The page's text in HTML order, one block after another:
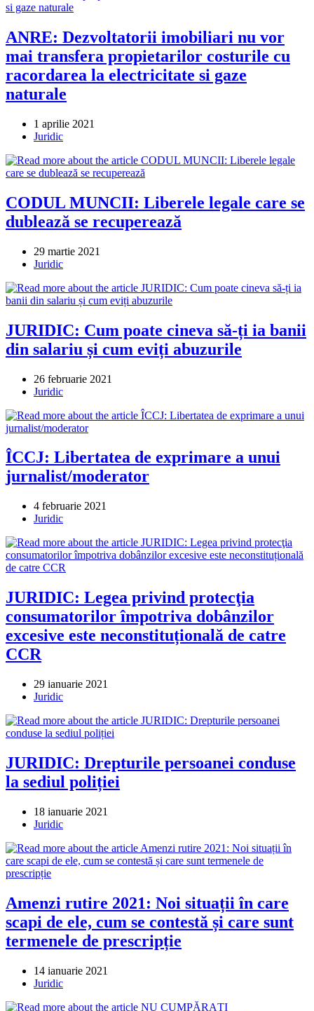
ANRE: Dezvoltatorii imobiliari nu vor
mai transfera propietarilor costurile cu
racordarea la electricitate si gaze
naturale
Post
published:
1 aprilie 2021
Post
Juridic
CODUL MUNCII: Liberele legale care se
dublează se recuperează
Post
published:
29 martie 2021
Post
Juridic
JURIDIC: Cum poate cineva să-ți ia banii
din salariu și cum eviți abuzurile
Post
published:
26 februarie 2021
Post
Juridic
ÎCCJ: Libertatea de exprimare a unui
jurnalist/moderator
Post
published:
4 februarie 2021
Post
Juridic
JURIDIC: Legea privind protecţia
consumatorilor împotriva dobânzilor
excesive este neconstituțională de catre
CCR
Post
published:
29 ianuarie 2021
Post
Juridic
JURIDIC: Drepturile persoanei conduse
la sediul poliției
Post
published:
18 ianuarie 2021
Post
Juridic
Amenzi rutire 2021: Noi situații în care
scapi de ele, cum se contestă și care sunt
termenele de prescripție
Post
published:
14 ianuarie 2021
Post
Juridic